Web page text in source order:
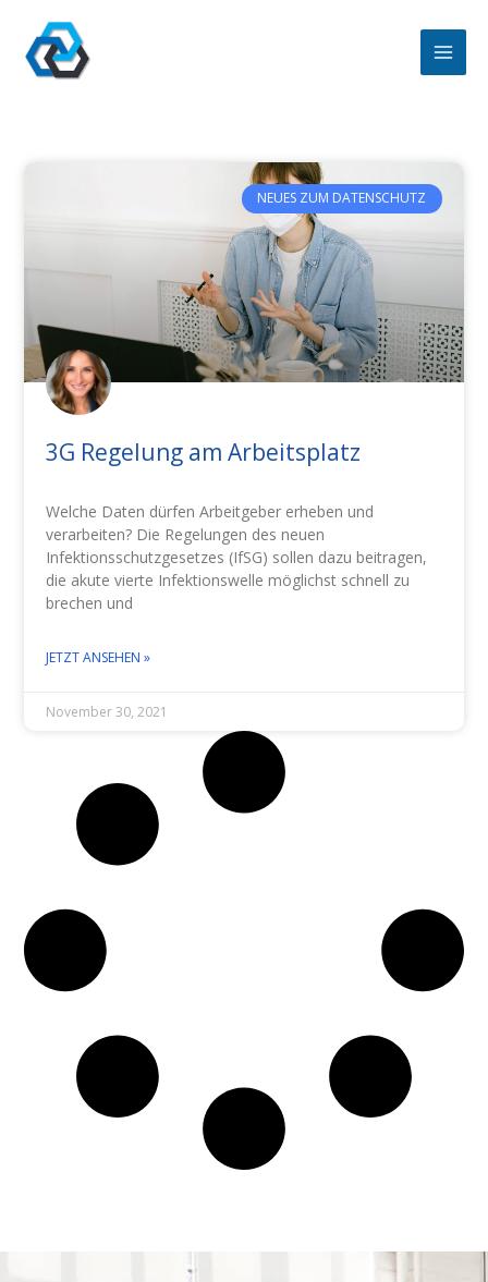
Inhalt
springen
NEUES ZUM DATENSCHUTZ
3G Regelung am Arbeitsplatz
Welche Daten dürfen Arbeitgeber erheben und
verarbeiten? Die Regelungen des neuen
Infektionsschutzgesetzes (IfSG) sollen dazu beitragen,
die akute vierte Infektionswelle möglichst schnell zu
brechen und
JETZT ANSEHEN »
November 30, 2021